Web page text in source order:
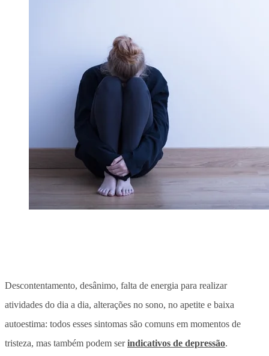
Descontentamento, desânimo, falta de energia para realizar
atividades do dia a dia, alterações no sono, no apetite e baixa
autoestima: todos esses sintomas são comuns em momentos de
tristeza, mas também podem serindicativos de depressão.